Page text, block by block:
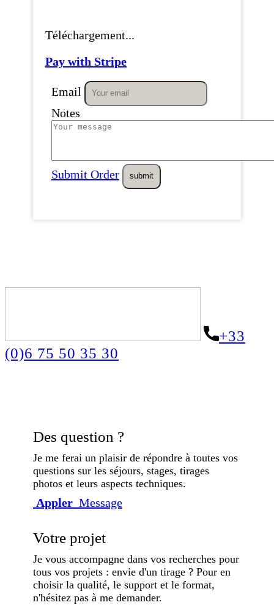
Téléchargement...
Pay with Stripe
Email
Notes
Submit Order
+33
(0)6 75 50 35 30
Des question ?
Je me ferai un plaisir de répondre à toutes vos
questions sur les séjours, stages, tirages
photos et leurs aspects techniques.
Appler Message
Votre projet
Je vous accompagne dans vos recherches pour
tous vos projets : envie d'un tirage ? Pour en
choisir la qualité, le support et le format,
n'hésitez pas à me demander.